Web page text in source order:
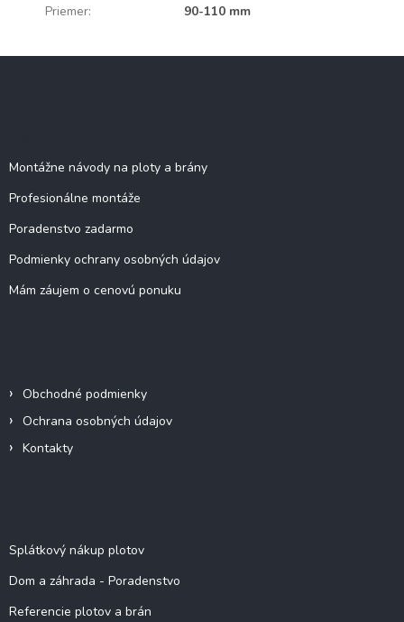
Priemer: 90-110 mm
Montážne návody na ploty a brány
Profesionálne montáže
Poradenstvo zadarmo
Podmienky ochrany osobných údajov
Mám záujem o cenovú ponuku
Obchodné podmienky
Ochrana osobných údajov
Kontakty
Splátkový nákup plotov
Dom a záhrada - Poradenstvo
Referencie plotov a brán